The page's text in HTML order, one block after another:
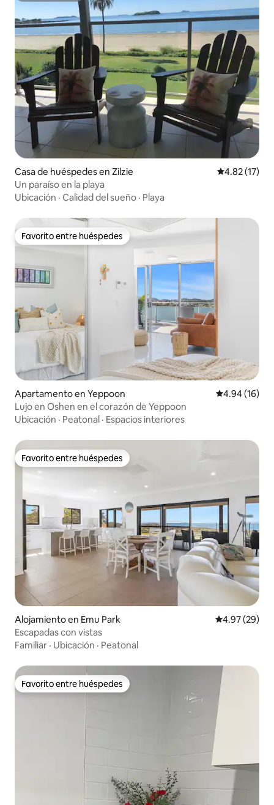
Casa de huéspedes en Zilzie Calificación
4.82 (17)
Un paraíso en la playa
Ubicación · Calidad del sueño · Playa
Favorito entre huéspedes
Favorito entre huéspedes
Apartamento en Yeppoon Calificación
4.94 (16)
Lujo en Oshen en el corazón de Yeppoon
Ubicación · Peatonal · Espacios interiores
Favorito entre huéspedes
Favorito entre huéspedes
Alojamiento en Emu Park Calificación
4.97 (29)
Escapadas con vistas
Familiar · Ubicación · Peatonal
Favorito entre huéspedes
Favorito entre huéspedes